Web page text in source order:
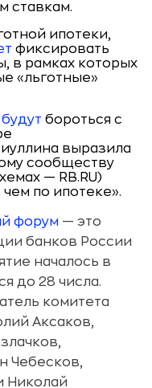
ставкам.
ипотеки,
фиксировать
в рамках которых
«льготные»
будут бороться с
выразила
сообществу
— RB.RU)
по ипотеке».
форум — это
банков России
началось в
до 28 числа.
комитета
Аксаков,
Чебесков,
Николай